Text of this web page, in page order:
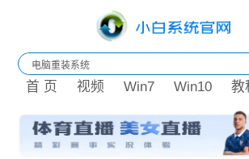
首 页 视频 Win7 Win10 教